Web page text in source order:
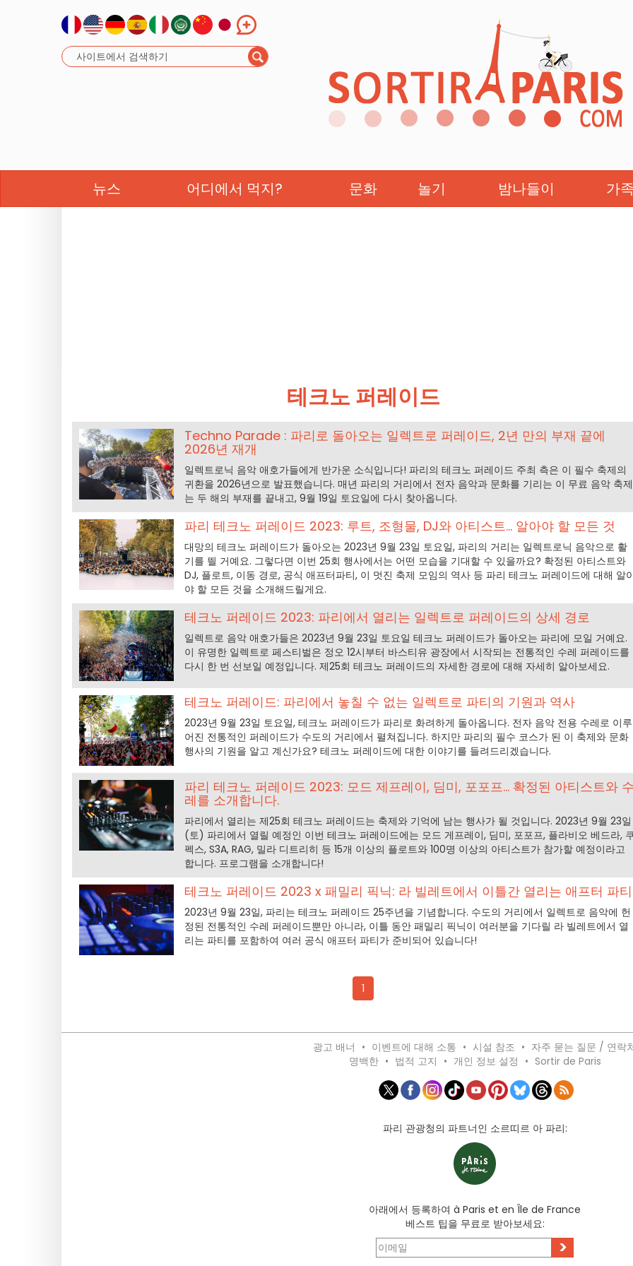
뉴스 어디에서 먹지? 문화 놀기 밤나들이 가
테크노 퍼레이드
Techno Parade : 파리로 돌아오는 일렉트로 퍼레이드, 2년 만의 부재 끝에
2026년 재개
일렉트로닉 음악 애호가들에게 반가운 소식입니다! 파리의 테크노 퍼레이드 주최 측은 이 필수 축제의
귀환을 2026년으로 발표했습니다. 매년 파리의 거리에서 전자 음악과 문화를 기리는 이 무료 음악 축제
는 두 해의 부재를 끝내고, 9월 19일 토요일에 다시 찾아옵니다.
파리 테크노 퍼레이드 2023: 루트, 조형물, DJ와 아티스트... 알아야 할 모든 것
대망의 테크노 퍼레이드가 돌아오는 2023년 9월 23일 토요일, 파리의 거리는 일렉트로닉 음악으로 활
기를 띌 거예요. 그렇다면 이번 25회 행사에서는 어떤 모습을 기대할 수 있을까요? 확정된 아티스트와
DJ, 플로트, 이동 경로, 공식 애프터파티, 이 멋진 축제 모임의 역사 등 파리 테크노 퍼레이드에 대해 알
야 할 모든 것을 소개해드릴게요.
테크노 퍼레이드 2023: 파리에서 열리는 일렉트로 퍼레이드의 상세 경로
일렉트로 음악 애호가들은 2023년 9월 23일 토요일 테크노 퍼레이드가 돌아오는 파리에 모일 거예요.
이 유명한 일렉트로 페스티벌은 정오 12시부터 바스티유 광장에서 시작되는 전통적인 수레 퍼레이드를
다시 한 번 선보일 예정입니다. 제25회 테크노 퍼레이드의 자세한 경로에 대해 자세히 알아보세요.
테크노 퍼레이드: 파리에서 놓칠 수 없는 일렉트로 파티의 기원과 역사
2023년 9월 23일 토요일, 테크노 퍼레이드가 파리로 화려하게 돌아옵니다. 전자 음악 전용 수레로 이루
어진 전통적인 퍼레이드가 수도의 거리에서 펼쳐집니다. 하지만 파리의 필수 코스가 된 이 축제와 문화
행사의 기원을 알고 계신가요? 테크노 퍼레이드에 대한 이야기를 들려드리겠습니다.
파리 테크노 퍼레이드 2023: 모드 제프레이, 딤미, 포포프... 확정된 아티스트와
레를 소개합니다.
파리에서 열리는 제25회 테크노 퍼레이드는 축제와 기억에 남는 행사가 될 것입니다. 2023년 9월 23일
(토) 파리에서 열릴 예정인 이번 테크노 퍼레이드에는 모드 게프레이, 딤미, 포포프, 플라비오 베드라,
펙스, S3A, RAG, 밀라 디트리히 등 15개 이상의 플로트와 100명 이상의 아티스트가 참가할 예정이라고
합니다. 프로그램을 소개합니다!
테크노 퍼레이드 2023 x 패밀리 픽닉: 라 빌레트에서 이틀간 열리는 애프터 파티
2023년 9월 23일, 파리는 테크노 퍼레이드 25주년을 기념합니다. 수도의 거리에서 일렉트로 음악에 헌
정된 전통적인 수레 퍼레이드뿐만 아니라, 이틀 동안 패밀리 픽닉이 여러분을 기다릴 라 빌레트에서 열
리는 파티를 포함하여 여러 공식 애프터 파티가 준비되어 있습니다!
1
광고 배너 • 이벤트에 대해 소통 • 시설 참조 • 자주 묻는 질문 / 연락
명백한 • 법적 고지 • 개인 정보 설정 • Sortir de Paris
파리 관광청의 파트너인 소르띠르 아 파리:
아래에서 등록하여 à Paris et en Île de France
베스트 팁을 무료로 받아보세요:
>